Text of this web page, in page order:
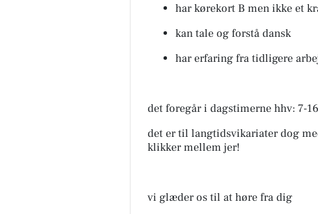
har kørekort B men ikke et
kan tale og forstå dansk
har erfaring fra tidligere
det foregår i dagstimerne hhv: 7-
det er til langtidsvikariater dog
klikker mellem jer!
vi glæder os til at høre fra dig